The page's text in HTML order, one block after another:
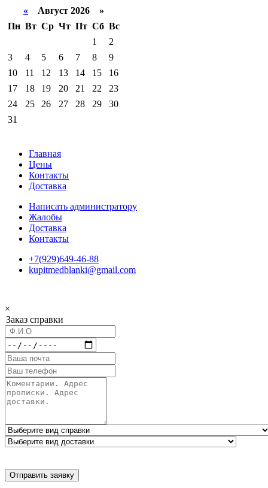
« Август 2026 »
Пн Вт Ср Чт Пт Сб Вс
1
2
3
4 5 6 7 8
9
10
11 12 13 14 15
16
17
18 19 20 21 22
23
24
25 26 27 28 29
30
31
Главная
Цены
Контакты
Доставка
Написать администратору
Жалобы
Доставка
Контакты
+7(929)649-46-88
kupitmedblanki@gmail.com
×
Заказ справки
Отправить заявку